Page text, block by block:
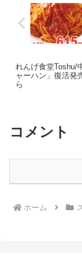
れんげ食堂Toshu/
ャーハン」復活発
ら
コメント
ホーム